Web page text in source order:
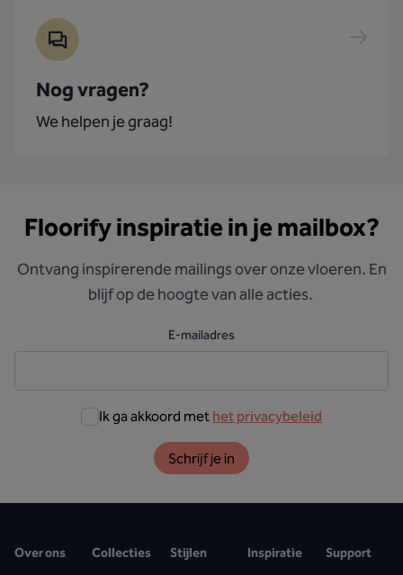
Nog vragen?
We helpen je graag!
Floorify inspiratie in je mailbox?
Ontvang inspirerende mailings over onze vloeren. En
blijf op de hoogte van alle acties.
E-mailadres
Ik ga akkoord met het privacybeleid
Schrijf je in
Over ons Collecties Stijlen Inspiratie Support